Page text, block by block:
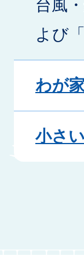
台風
よび
わが
小さ